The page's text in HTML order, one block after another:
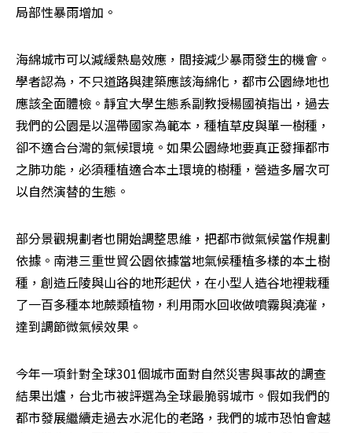
局部性暴雨增加。
海綿城市可以減緩熱島效應，間接減少暴雨發生的機會。
學者認為，不只道路與建築應該海綿化，都市公園綠地也
應該全面體檢。靜宜大學生態系副教授楊國禎指出，過去
我們的公園是以溫帶國家為範本，種植草皮與單一樹種，
卻不適合台灣的氣候環境。如果公園綠地要真正發揮都市
之肺功能，必須種植適合本土環境的樹種，營造多層次可
以自然演替的生態。
部分景觀規劃者也開始調整思維，把都市微氣候當作規劃
依據。南港三重世貿公園依據當地氣候種植多樣的本土樹
種，創造丘陵與山谷的地形起伏，在小型人造谷地裡栽種
了一百多種本地蕨類植物，利用雨水回收做噴霧與澆灌，
達到調節微氣候效果。
今年一項針對全球301個城市面對自然災害與事故的調查
結果出爐，台北市被評選為全球最脆弱城市。假如我們的
都市發展繼續走過去水泥化的老路，我們的城市恐怕會越